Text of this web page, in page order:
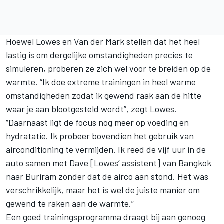
Hoewel Lowes en Van der Mark stellen dat het heel
lastig is om dergelijke omstandigheden precies te
simuleren, proberen ze zich wel voor te breiden op de
warmte. “Ik doe extreme trainingen in heel warme
omstandigheden zodat ik gewend raak aan de hitte
waar je aan blootgesteld wordt”, zegt Lowes.
“Daarnaast ligt de focus nog meer op voeding en
hydratatie. Ik probeer bovendien het gebruik van
airconditioning te vermijden. Ik reed de vijf uur in de
auto samen met Dave [Lowes’ assistent] van Bangkok
naar Buriram zonder dat de airco aan stond. Het was
verschrikkelijk, maar het is wel de juiste manier om
gewend te raken aan de warmte.”
Een goed trainingsprogramma draagt bij aan genoeg